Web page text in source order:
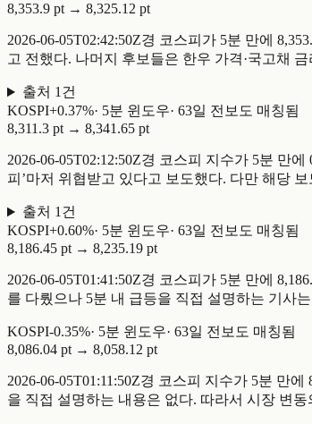
8,353.9 pt → 8,325.12 pt
2026-06-05T02:42:50Z경 코스피가 5분 만에
고 전했다. 나머지 후보들은 한우 가격·국고채
출처 1 건
KOSPI+0.37%· 5분 윈도우· 63일 전 보도 매칭됨
8,311.3 pt → 8,341.65 pt
2026-06-05T02:12:50Z경 코스피 지수가 5분 만
피’마저 위협받고 있다고 보도했다. 다만 해당
출처 1 건
KOSPI+0.60%· 5분 윈도우· 63일 전 보도 매칭됨
8,186.45 pt → 8,235.19 pt
2026-06-05T01:41:50Z경 코스피가 5분 만에
를 다뤘으나 5분 내 급등을 직접 설명하는 기사
KOSPI-0.35%· 5분 윈도우· 63일 전 보도 매칭됨
8,086.04 pt → 8,058.12 pt
2026-06-05T01:11:50Z경 코스피 지수가 5분 만
을 직접 설명하는 내용은 없다. 따라서 시장 변